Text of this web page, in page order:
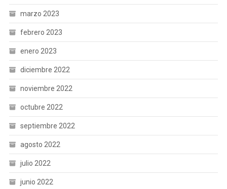
marzo 2023
febrero 2023
enero 2023
diciembre 2022
noviembre 2022
octubre 2022
septiembre 2022
agosto 2022
julio 2022
junio 2022